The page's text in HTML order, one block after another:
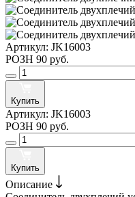
Артикул: JK16003
РОЗН 90 руб.
Купить
Артикул: JK16003
РОЗН 90 руб.
Купить
Описание